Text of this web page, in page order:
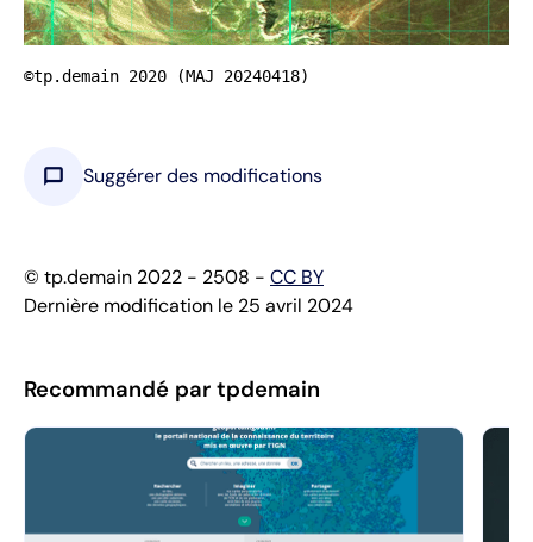
©tp.demain 2020 (MAJ 20240418)
chat_bubble Suggérer des modifications
© tp.demain 2022 - 2508 - CC BY
Dernière modification le 25 avril 2024
Recommandé par tpdemain